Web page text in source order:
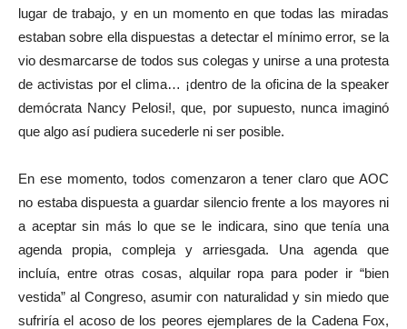
lugar de trabajo, y en un momento en que todas las miradas
estaban sobre ella dispuestas a detectar el mínimo error, se la
vio desmarcarse de todos sus colegas y unirse a una protesta
de activistas por el clima… ¡dentro de la oficina de la speaker
demócrata Nancy Pelosi!, que, por supuesto, nunca imaginó
que algo así pudiera sucederle ni ser posible.
En ese momento, todos comenzaron a tener claro que AOC
no estaba dispuesta a guardar silencio frente a los mayores ni
a aceptar sin más lo que se le indicara, sino que tenía una
agenda propia, compleja y arriesgada. Una agenda que
incluía, entre otras cosas, alquilar ropa para poder ir “bien
vestida” al Congreso, asumir con naturalidad y sin miedo que
sufriría el acoso de los peores ejemplares de la Cadena Fox,